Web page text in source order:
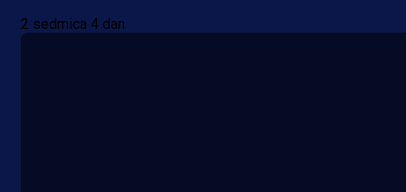
2 sedmica 4 dan